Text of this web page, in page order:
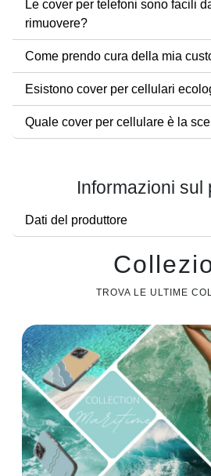
Le cover per telefoni sono facili
rimuovere?
Come prendo cura della mia
Esistono cover per cellulari
Quale cover per cellulare è la
Informazioni sul
Dati del produttore
TROVA LE ULTIME